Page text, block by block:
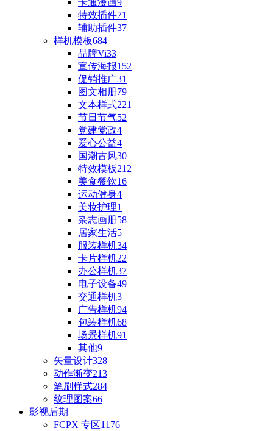
卡通漫画9
特效插件71
辅助插件37
样机模板684
品牌Vi33
宣传海报152
促销推广31
图文相册79
文本样式221
节日节气52
党建党政4
爱心公益4
国潮古风30
特效模板212
美食餐饮16
运动健身4
美妆护理1
杂志画册58
居家生活5
服装样机34
卡片样机22
办公样机37
电子设备49
交通样机3
广告样机94
包装样机68
场景样机91
其他9
矢量设计328
动作渐变213
笔刷样式284
纹理图案66
影视后期
FCPX 专区1176